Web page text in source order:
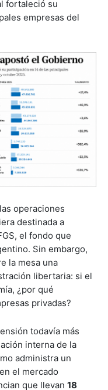
fortaleció su
empresas del
operaciones
destinada a
el fondo que
Sin embargo,
la mesa una
libertaria: si el
¿por qué
privadas?
todavía más
interna de la
administra un
el mercado
que llevan 18